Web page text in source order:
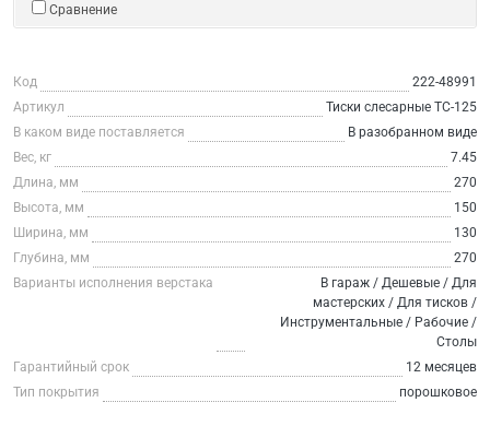
Сравнение
Код
222-48991
Артикул
Тиски слесарные TC-125
В каком виде поставляется
В разобранном виде
Вес, кг
7.45
Длина, мм
270
Высота, мм
150
Ширина, мм
130
Глубина, мм
270
Варианты исполнения верстака
В гараж / Дешевые / Для
мастерских / Для тисков /
Инструментальные / Рабочие /
Столы
Гарантийный срок
12 месяцев
Тип покрытия
порошковое